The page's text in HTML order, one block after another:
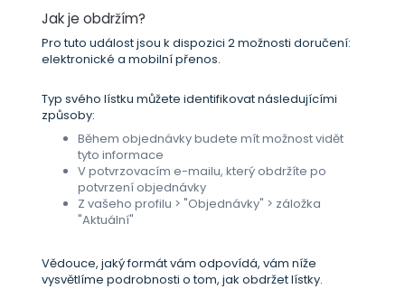
Jak je obdržím?
Pro tuto událost jsou k dispozici 2 možnosti doručení:
elektronické a mobilní přenos.
Typ svého lístku můžete identifikovat následujícími
způsoby:
Během objednávky budete mít možnost vidět
tyto informace
V potvrzovacím e-mailu, který obdržíte po
potvrzení objednávky
Z vašeho profilu > "Objednávky" > záložka
"Aktuální"
Vědouce, jaký formát vám odpovídá, vám níže
vysvětlíme podrobnosti o tom, jak obdržet lístky.